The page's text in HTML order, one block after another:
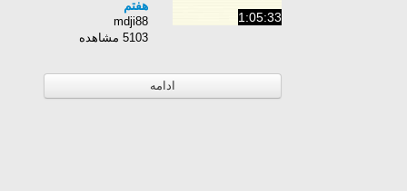
1:05:33
هفتم
mdji88
5103 مشاهده
ادامه